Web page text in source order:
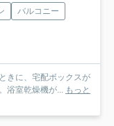
バルコニー
きに、宅配ボックスが
浴室乾燥機が... もっと